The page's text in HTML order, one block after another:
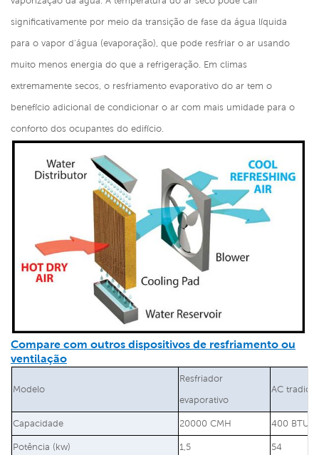
significativamente por meio da transição de fase da água líquida
para o vapor d'água (evaporação), que pode resfriar o ar usando
muito menos energia do que a refrigeração. Em climas
extremamente secos, o resfriamento evaporativo do ar tem o
benefício adicional de condicionar o ar com mais umidade para o
conforto dos ocupantes do edifício.
Compare com outros dispositivos de resfriamento ou
ventilação
Modelo
Resfriador
evaporativo
AC
Capacidade 20000 CMH 400 BTU /
Potência (kw) 1,5 54